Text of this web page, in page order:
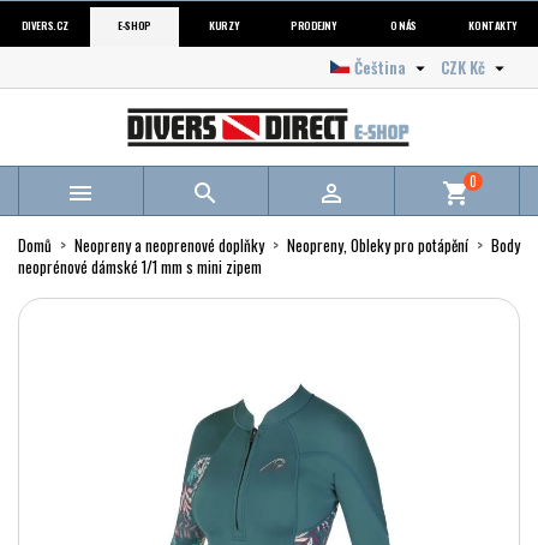
DIVERS.CZ E-SHOP KURZY PRODEJNY O NÁS KONTAKTY
CZK Kč 
Čeština 
   shopping_cart0
Domů Neopreny a neoprenové doplňky Neopreny, Obleky pro potápění
Body
neoprénové dámské 1/1 mm s mini zipem